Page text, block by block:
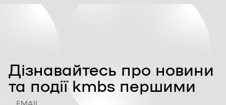
Дізнавайтесь про новини
та події kmbs першими